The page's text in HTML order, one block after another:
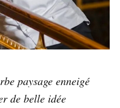
paysage enneigé
de belle idée